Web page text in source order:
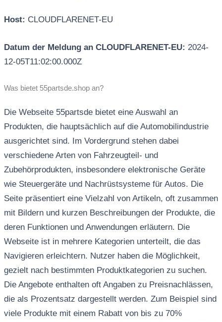
Host: CLOUDFLARENET-EU
Datum der Meldung an CLOUDFLARENET-EU: 2024-
12-05T11:02:00.000Z
Was bietet 55partsde.shop an?
Die Webseite 55partsde bietet eine Auswahl an
Produkten, die hauptsächlich auf die Automobilindustrie
ausgerichtet sind. Im Vordergrund stehen dabei
verschiedene Arten von Fahrzeugteil- und
Zubehörprodukten, insbesondere elektronische Geräte
wie Steuergeräte und Nachrüstsysteme für Autos. Die
Seite präsentiert eine Vielzahl von Artikeln, oft zusammen
mit Bildern und kurzen Beschreibungen der Produkte, die
deren Funktionen und Anwendungen erläutern. Die
Webseite ist in mehrere Kategorien unterteilt, die das
Navigieren erleichtern. Nutzer haben die Möglichkeit,
gezielt nach bestimmten Produktkategorien zu suchen.
Die Angebote enthalten oft Angaben zu Preisnachlässen,
die als Prozentsatz dargestellt werden. Zum Beispiel sind
viele Produkte mit einem Rabatt von bis zu 70%